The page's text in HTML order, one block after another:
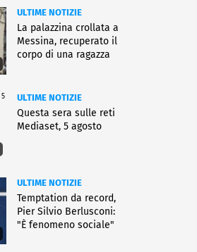
ULTIME NOTIZIE
La palazzina crollata a
Messina, recuperato il
corpo di una ragazza
ULTIME NOTIZIE
Questa sera sulle reti
Mediaset, 5 agosto
ULTIME NOTIZIE
Temptation da record,
Pier Silvio Berlusconi:
"È fenomeno sociale"